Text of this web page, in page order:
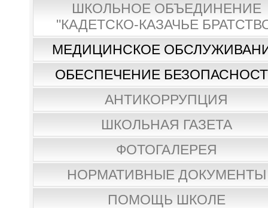
ШКОЛЬНОЕ ОБЪЕДИНЕНИЕ
"КАДЕТСКО-КАЗАЧЬЕ
МЕДИЦИНСКОЕ
ОБЕСПЕЧЕНИЕ
АНТИКОРРУПЦИЯ
ШКОЛЬНАЯ ГАЗЕТА
ФОТОГАЛЕРЕЯ
НОРМАТИВНЫЕ ДОКУМЕНТЫ
ПОМОЩЬ ШКОЛЕ